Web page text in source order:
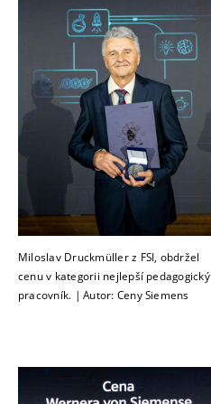
Miloslav Druckmüller z FSI, obdržel
cenu v kategorii nejlepší pedagogický
pracovník. | Autor: Ceny Siemens